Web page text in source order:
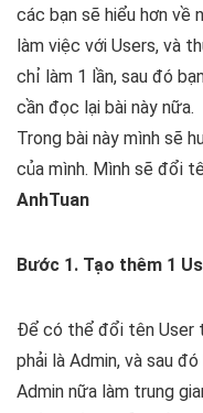
các bạn sẽ hiểu hơn về
làm việc với Users, và
chỉ làm 1 lần, sau đó
cần đọc lại bài này nữa.
Trong bài này mình sẽ
của mình. Mình sẽ đổi
AnhTuan
Bước 1. Tạo thêm 1
Để có thể đổi tên User
phải là Admin, và sau
Admin nữa làm trung